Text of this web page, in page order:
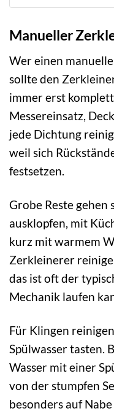
Manueller
Wer einen
sollte den
immer erst
Messereinsatz,
jede Dichtung
weil sich
festsetzen.
Grobe Reste
ausklopfen, mit
kurz mit warmem
Zerkleinerer
das ist oft der
Mechanik laufen
Für Klingen
Spülwasser tasten.
Wasser mit einer
von der stumpfen
besonders auf